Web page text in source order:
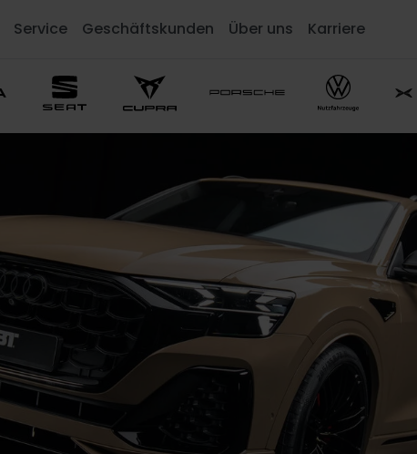
Service Geschäftskunden Über uns Karriere